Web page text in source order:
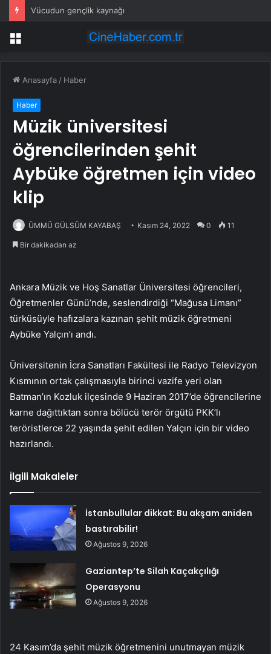
Vücudun gençlik kaynağı
Menü
Anasayfa / Haber
Haber
Müzik üniversitesi
öğrencilerinden şehit
Aybüke öğretmen için video
klip
ÜMMÜ GÜLSÜM KAYABAŞ Kasım 24, 2022 0 11
Bir dakikadan az
Ankara Müzik ve Hoş Sanatlar Üniversitesi öğrencileri,
Öğretmenler Günü’nde, seslendirdiği “Mağusa Limanı”
türküsüyle hafızalara kazınan şehit müzik öğretmeni
Aybüke Yalçın’ı andı.
Üniversitenin İcra Sanatları Fakültesi ile Radyo Televizyon
Kısmının ortak çalışmasıyla birinci vazife yeri olan
Batman’ın Kozluk ilçesinde 9 Haziran 2017’de öğrencilerine
karne dağıttıktan sonra bölücü terör örgütü PKK’lı
teröristlerce 22 yaşında şehit edilen Yalçın için bir video
hazırlandı.
İlgili Makaleler
İstanbullular dikkat: Bu akşam aniden
bastırabilir!
Ağustos 9, 2026
Gaziantep’te Silah Kaçakçılığı
Operasyonu
Ağustos 9, 2026
24 Kasım’da şehit müzik öğretmenini unutmayan müzik